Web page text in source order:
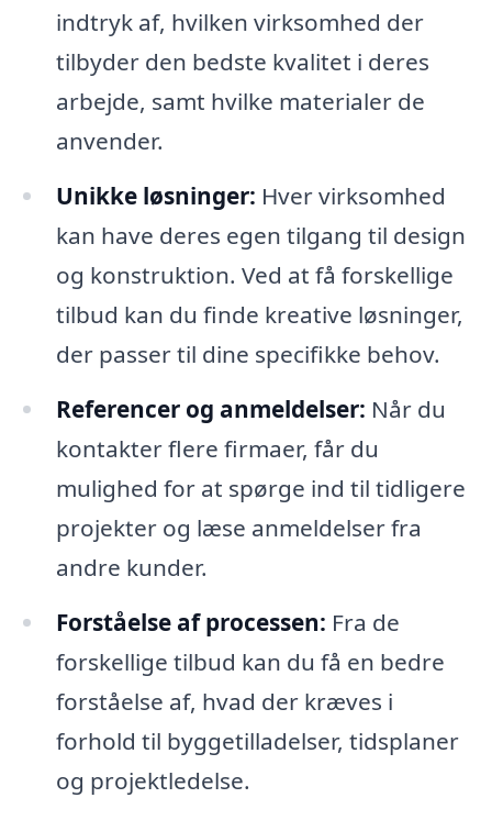
indtryk af, hvilken virksomhed der
tilbyder den bedste kvalitet i deres
arbejde, samt hvilke materialer de
anvender.
Unikke løsninger: Hver virksomhed
kan have deres egen tilgang til design
og konstruktion. Ved at få forskellige
tilbud kan du finde kreative løsninger,
der passer til dine specifikke behov.
Referencer og anmeldelser: Når du
kontakter flere firmaer, får du
mulighed for at spørge ind til tidligere
projekter og læse anmeldelser fra
andre kunder.
Forståelse af processen: Fra de
forskellige tilbud kan du få en bedre
forståelse af, hvad der kræves i
forhold til byggetilladelser, tidsplaner
og projektledelse.